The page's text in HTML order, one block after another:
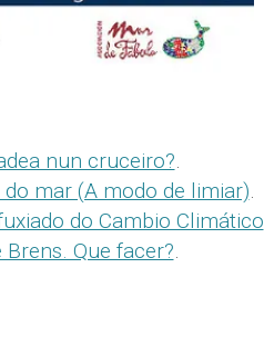
nun cruceiro?.
mar (A modo de limiar).
do Cambio Climático
Que facer?.